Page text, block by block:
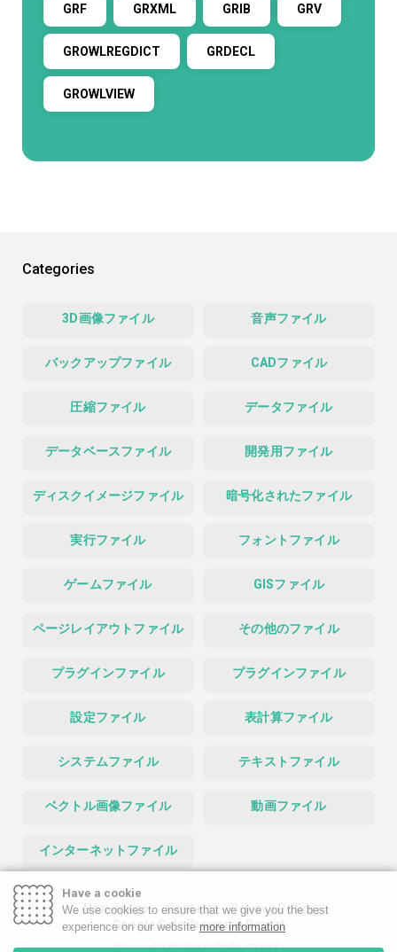
GRF GRXML GRIB GRV
GROWLREGDICT GRDECL
GROWLVIEW
Categories
3D画像ファイル 音声ファイル
バックアップファイル CADファイル
圧縮ファイル データファイル
データベースファイル 開発用ファイル
ディスクイメージファイル 暗号化されたファイル
実行ファイル フォントファイル
ゲームファイル GISファイル
ページレイアウトファイル その他のファイル
プラグインファイル プラグインファイル
設定ファイル 表計算ファイル
システムファイル テキストファイル
ベクトル画像ファイル 動画ファイル
インターネットファイル
Homepage Contact
Privacy Policy
Google Safe Browsing Report
Have a cookie
We use cookies to ensure that we give you the best
experience on our website more information